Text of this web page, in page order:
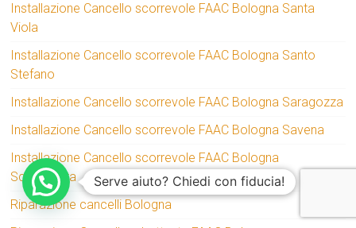
Installazione Cancello scorrevole FAAC Bologna Santa
Viola
Installazione Cancello scorrevole FAAC Bologna Santo
Stefano
Installazione Cancello scorrevole FAAC Bologna Saragozza
Installazione Cancello scorrevole FAAC Bologna Savena
Installazione Cancello scorrevole FAAC Bologna
Scandellara
Riparazione cancelli Bologna
Serve aiuto? Chiedi con fiducia!